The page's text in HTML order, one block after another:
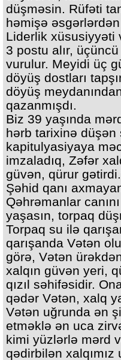
düşməsin. Rüfəti
həmişə
Liderlik xüsusiyyəti
3 postu alır,
vurulur. Meyidi üç
döyüş dostları
döyüş
qazanmışdı.
Biz 39 yaşında
hərb tarixinə düşən
kapitulyasiyaya
imzaladıq, Zəfər
güvən, qürur
Şəhid qanı
Qəhrəmanlar
yaşasın, torpaq
Torpaq su ilə
qarışanda Vətən
görə, Vətən
xalqın güvən yeri,
qızıl səhifəsidir.
qədər Vətən, xalq
Vətən uğrunda ən
etməklə ən uca
kimi yüzlərlə mərd
qədirbilən xalqımız